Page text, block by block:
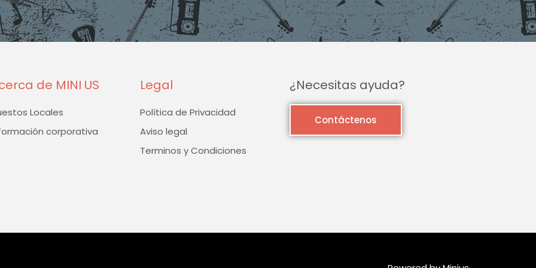
o
o
k
-
g
r
a
m
e
r
de MINI US
Locales
corporativa
Legal
Política de Privacidad
Aviso legal
Terminos y Condiciones
¿Necesitas ayuda?
Contáctenos